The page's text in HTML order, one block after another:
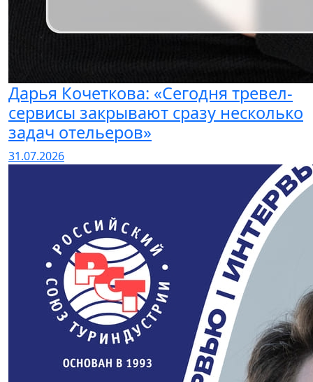
Дарья Кочеткова: «Сегодня тревел-
сервисы закрывают сразу несколько
задач отельеров»
31.07.2026